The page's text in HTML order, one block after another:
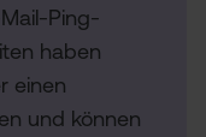
Ping-
haben
einen
und können